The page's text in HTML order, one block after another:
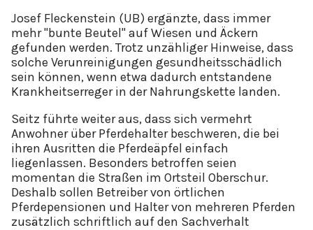
Josef Fleckenstein (UB) ergänzte, dass immer
mehr "bunte Beutel" auf Wiesen und Äckern
gefunden werden. Trotz unzähliger Hinweise, dass
solche Verunreinigungen gesundheitsschädlich
sein können, wenn etwa dadurch entstandene
Krankheitserreger in der Nahrungskette landen.
Seitz führte weiter aus, dass sich vermehrt
Anwohner über Pferdehalter beschweren, die bei
ihren Ausritten die Pferdeäpfel einfach
liegenlassen. Besonders betroffen seien
momentan die Straßen im Ortsteil Oberschur.
Deshalb sollen Betreiber von örtlichen
Pferdepensionen und Halter von mehreren Pferden
zusätzlich schriftlich auf den Sachverhalt